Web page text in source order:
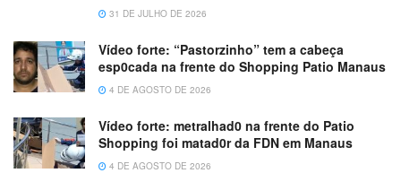
31 DE JULHO DE 2026
Vídeo forte: “Pastorzinho” tem a cabeça
esp0cada na frente do Shopping Patio Manaus
4 DE AGOSTO DE 2026
Vídeo forte: metralhad0 na frente do Patio
Shopping foi matad0r da FDN em Manaus
4 DE AGOSTO DE 2026